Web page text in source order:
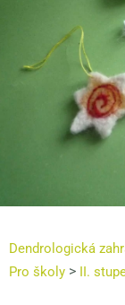
Dendrologická
Pro školy > II.